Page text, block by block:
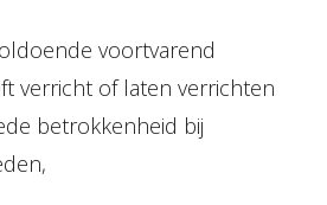
voortvarend
verricht of laten verrichten
betrokkenheid bij